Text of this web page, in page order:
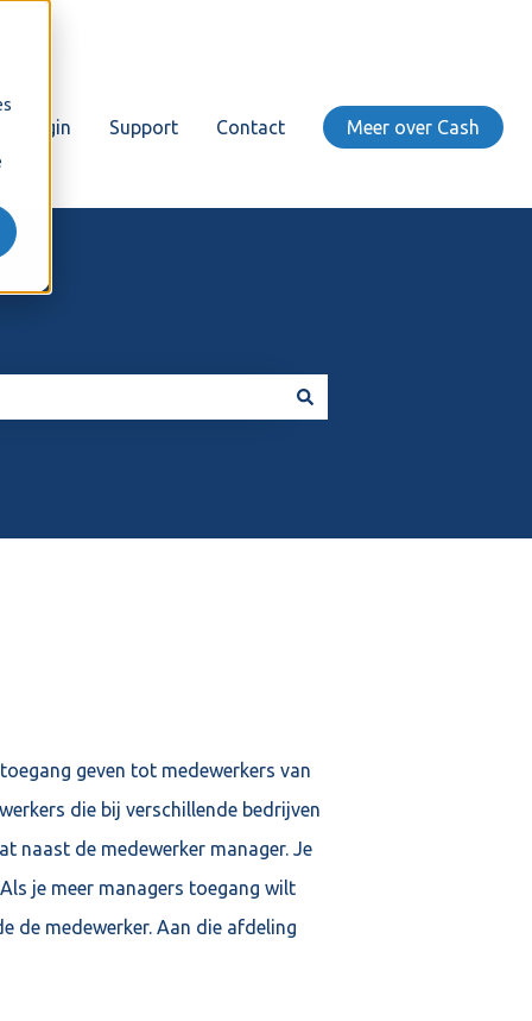
Login Support Contact Meer over Cash
toegang geven tot medewerkers van
die bij verschillende bedrijven
naast de medewerker manager. Je
je meer managers toegang wilt
de medewerker. Aan die afdeling